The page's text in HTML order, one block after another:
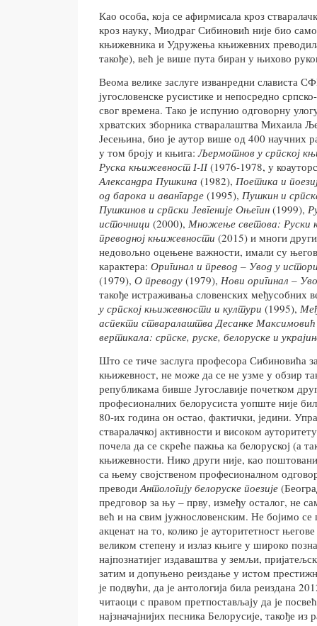
Као особа, која се афирмисала кроз
кроз науку, Миодраг Сибиновић није био
књижевника и Удружења књижевних
такође), већ је више пута биран у њихово
Веома велике заслуге изванредни слависта
југословенске русистике и непосредно
свог времена. Тако је испунио одговорну
хрватских зборника стваралаштва Михаила
Јесењина, био је аутор више од 400 научних
у том броју и књига:Љермотнов у српској
Руска књижевност І-ІІ(1976-1978, у
Александра Пушкина (1982), Поетика и
од барока и авангарде (1995), Пушкин и
Пушкинов и српски Јевгеније Оњегин (1999),
источници (2000), Множење светова: Руски
преводној књижевности (2015) и многи
недовољно оцењене важности, имали су
карактера: Оригинал и превод – Увод у
(1979), О преводу (1979), Нови оригинал –
такође истраживања словенских међусобних
у српској књижевности и култури (1995),
аспекти стваралаштва Десанке Максимовић
вертикала: српске, руске, белоруске и
Што се тиче заслуга професора Сибиновића
књижевност, не може да се не узме у обзир
републикама бивше Југославије почетком
професионалних белорусиста уопште није
80-их година он остао, фактички, једини.
стваралачкој активности и високом
почела да се скреће пажња ка белоруској (а
књижевности. Нико други није, као
са њему својственом професионалном
преводи Антологију белоруске поезије
предговор за њу – прву, између осталог, не
већ и на свим јужнословенским. Не бојимо се
акценат на то, колико је ауторитетност
великом степену и излаз књиге у широко
најпознатијег издаваштва у земљи,
затим и допуњено реиздање у истом
је подвући, да је антологија била реиздана
читаоци с правом претпостављају да је
најзначајнијих песника Белорусије, такође из